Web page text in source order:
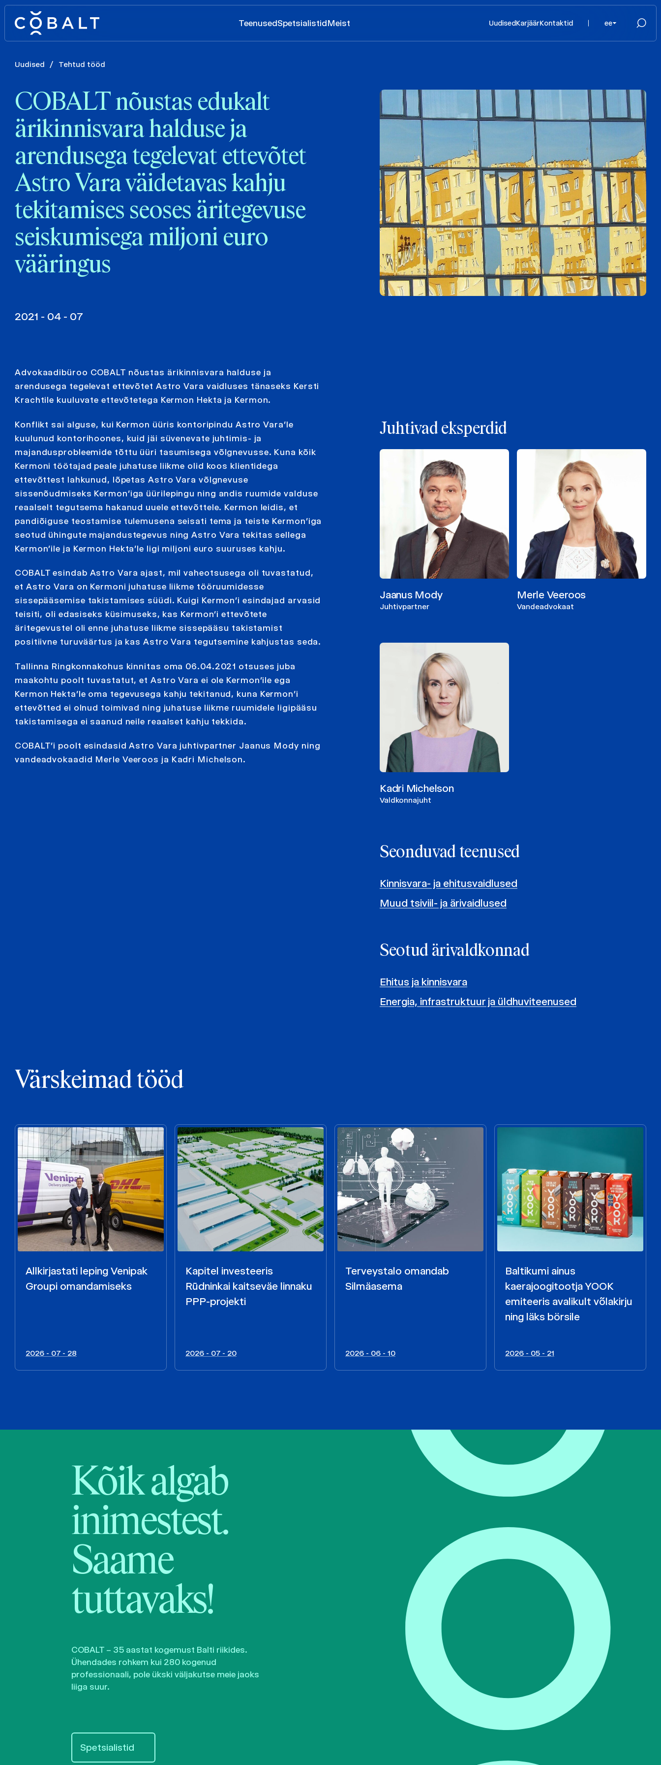
TeenusedSpetsialistidMeist UudisedKarjäärKontaktid ee
Uudised / Tehtud tööd
COBALT nõustas edukalt
ärikinnisvara halduse ja
arendusega tegelevat ettevõtet
Astro Vara väidetavas kahju
tekitamises seoses äritegevuse
seiskumisega miljoni euro
vääringus
2021 - 04 - 07
Advokaadibüroo COBALT nõustas ärikinnisvara halduse ja
arendusega tegelevat ettevõtet Astro Vara vaidluses tänaseks Kersti
Krachtile kuuluvate ettevõtetega Kermon Hekta ja Kermon.
Konflikt sai alguse, kui Kermon üüris kontoripindu Astro Vara’le
kuulunud kontorihoones, kuid jäi süvenevate juhtimis- ja
majandusprobleemide tõttu üüri tasumisega võlgnevusse. Kuna kõik
Kermoni töötajad peale juhatuse liikme olid koos klientidega
ettevõttest lahkunud, lõpetas Astro Vara võlgnevuse
sissenõudmiseks Kermon’iga üürilepingu ning andis ruumide valduse
reaalselt tegutsema hakanud uuele ettevõttele. Kermon leidis, et
pandiõiguse teostamise tulemusena seisati tema ja teiste Kermon’iga
seotud ühingute majandustegevus ning Astro Vara tekitas sellega
Kermon’ile ja Kermon Hekta’le ligi miljoni euro suuruses kahju.
COBALT esindab Astro Vara ajast, mil vaheotsusega oli tuvastatud,
et Astro Vara on Kermoni juhatuse liikme tööruumidesse
sissepääsemise takistamises süüdi. Kuigi Kermon’i esindajad arvasid
teisiti, oli edasiseks küsimuseks, kas Kermon’i ettevõtete
äritegevustel oli enne juhatuse liikme sissepääsu takistamist
positiivne turuväärtus ja kas Astro Vara tegutsemine kahjustas seda.
Tallinna Ringkonnakohus kinnitas oma 06.04.2021 otsuses juba
maakohtu poolt tuvastatut, et Astro Vara ei ole Kermon’ile ega
Kermon Hekta’le oma tegevusega kahju tekitanud, kuna Kermon’i
ettevõtted ei olnud toimivad ning juhatuse liikme ruumidele ligipääsu
takistamisega ei saanud neile reaalset kahju tekkida.
COBALT’i poolt esindasid Astro Vara juhtivpartner Jaanus Mody ning
vandeadvokaadid Merle Veeroos ja Kadri Michelson.
Juhtivad eksperdid
Jaanus Mody
Juhtivpartner
Merle Veeroos
Vandeadvokaat
Kadri Michelson
Valdkonnajuht
Seonduvad teenused
Kinnisvara- ja ehitusvaidlused
Muud tsiviil- ja ärivaidlused
Seotud ärivaldkonnad
Ehitus ja kinnisvara
Energia, infrastruktuur ja üldhuviteenused
Värskeimad tööd
Allkirjastati leping Venipak
Groupi omandamiseks
2026 - 07 - 28
Kapitel investeeris
Rūdninkai kaitseväe linnaku
PPP-projekti
2026 - 07 - 20
Terveystalo omandab
Silmäasema
2026 - 06 - 10
Baltikumi ainus
kaerajoogitootja YOOK
emiteeris avalikult võlakirju
ning läks börsile
2026 - 05 - 21
Kõik algab
inimestest.
Saame
tuttavaks!
COBALT – 35 aastat kogemust Balti riikides.
Ühendades rohkem kui 280 kogenud
professionaali, pole ükski väljakutse meie jaoks
liiga suur.
Spetsialistid